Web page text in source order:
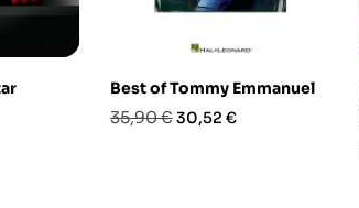
Best of Tommy Emmanuel
Prezzo
35,90 €Prezzo
30,52 €